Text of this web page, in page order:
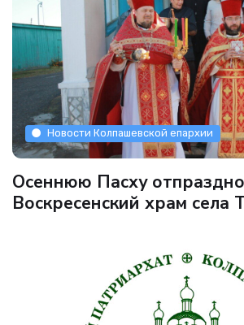
Новости Колпашевской епархии
Осеннюю Пасху
Воскресенский храм села